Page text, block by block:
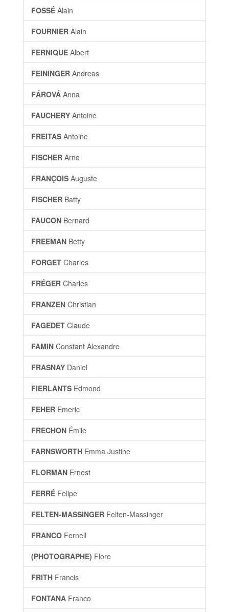
FOSSÉ Alain
FOURNIER Alain
FERNIQUE Albert
FEININGER Andreas
FÁROVÁ Anna
FAUCHERY Antoine
FREITAS Antoine
FISCHER Arno
FRANÇOIS Auguste
FISCHER Batty
FAUCON Bernard
FREEMAN Betty
FORGET Charles
FRÉGER Charles
FRANZEN Christian
FAGEDET Claude
FAMIN Constant Alexandre
FRASNAY Daniel
FIERLANTS Edmond
FEHER Emeric
FRECHON Émile
FARNSWORTH Emma Justine
FLORMAN Ernest
FERRÉ Felipe
FELTEN-MASSINGER Felten-Massinger
FRANCO Fernell
(PHOTOGRAPHE) Flore
FRITH Francis
FONTANA Franco